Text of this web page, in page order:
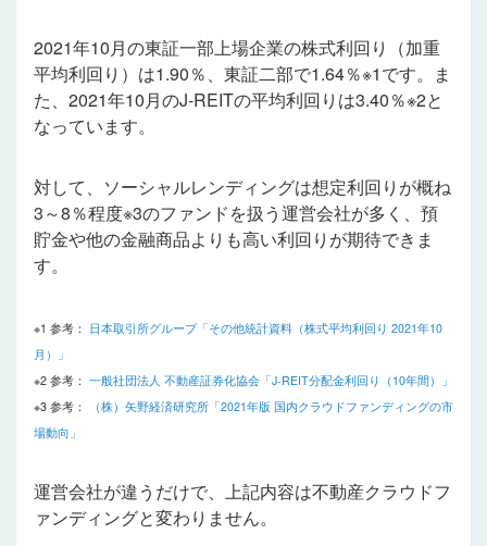
2021年10月の東証一部上場企業の株式利回り（加重
平均利回り）は1.90％、東証二部で1.64％※1です。ま
た、2021年10月のJ-REITの平均利回りは3.40％※2と
なっています。
対して、ソーシャルレンディングは想定利回りが概ね
3～8％程度※3のファンドを扱う運営会社が多く、預
貯金や他の金融商品よりも高い利回りが期待できま
す。
※1 参考： 日本取引所グループ「その他統計資料（株式平均利回り 2021年10
月）」
※2 参考： 一般社団法人 不動産証券化協会「J-REIT分配金利回り（10年間）」
※3 参考：
（株）矢野経済研究所「2021年版 国内クラウドファンディングの市
場動向」
運営会社が違うだけで、上記内容は不動産クラウドフ
ァンディングと変わりません。